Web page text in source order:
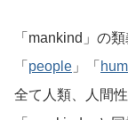
「mankind」の
「 people 」「
全て人類、人間